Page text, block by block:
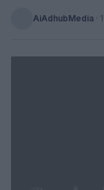
AiAdhubMedia ·